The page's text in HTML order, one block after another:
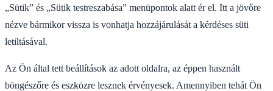
„Sütik” és „Sütik testreszabása” menüpontok alatt ér el. Itt a jövőre
nézve bármikor vissza is vonhatja hozzájárulását a kérdéses süti
letiltásával.
Az Ön által tett beállítások az adott oldalra, az éppen használt
böngészőre és eszközre lesznek érvényesek. Amennyiben tehát Ön